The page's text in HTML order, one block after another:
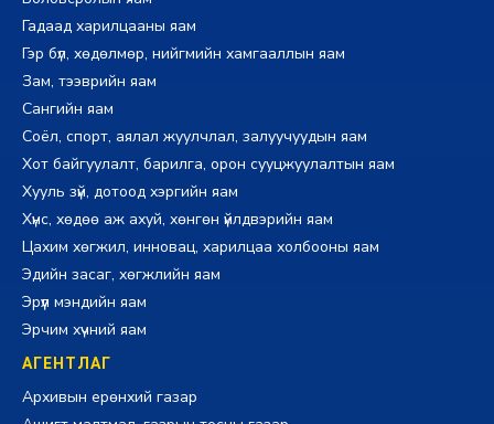
Гадаад харилцааны яам
Гэр бүл, хөдөлмөр, нийгмийн хамгааллын яам
Зам, тээврийн яам
Сангийн яам
Соёл, спорт, аялал жуулчлал, залуучуудын яам
Хот байгуулалт, барилга, орон сууцжуулалтын яам
Хууль зүй, дотоод хэргийн яам
Хүнс, хөдөө аж ахуй, хөнгөн үйлдвэрийн яам
Цахим хөгжил, инновац, харилцаа холбооны яам
Эдийн засаг, хөгжлийн яам
Эрүүл мэндийн яам
Эрчим хүчний яам
АГЕНТЛАГ
Архивын ерөнхий газар